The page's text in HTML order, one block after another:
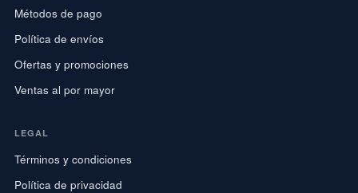
Métodos de pago
Política de envíos
Ofertas y promociones
Ventas al por mayor
LEGAL
Términos y condiciones
Política de privacidad